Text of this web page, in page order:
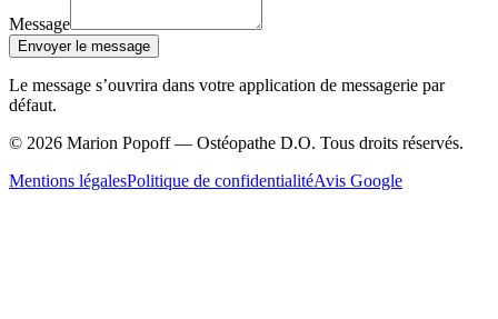
Message
Envoyer le message
Le message s’ouvrira dans votre application de messagerie par
défaut.
© 2026 Marion Popoff — Ostéopathe D.O. Tous droits réservés.
Mentions légalesPolitique de confidentialitéAvis Google